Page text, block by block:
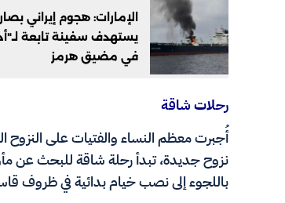
الإمارات: هجوم إيراني
يستهدف سفينة تابعة
في مضيق هرمز
رحلات شاقة
أُجبرت معظم النساء والفتيات على النزوح
نزوح جديدة، تبدأ رحلة شاقة للبحث عن
باللجوء إلى نصب خيام بدائية في ظروف